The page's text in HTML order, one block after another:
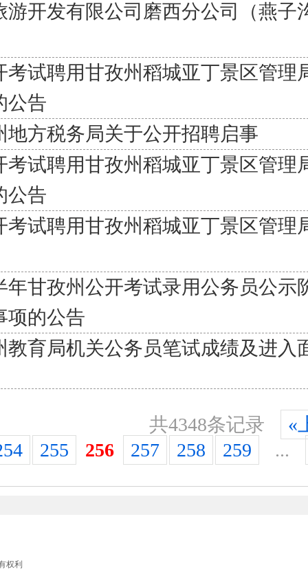
游开发有限公司磨西分公司（燕子
考试聘用甘孜州稻城亚丁景区管理
公告
地方税务局关于公开招聘启事
考试聘用甘孜州稻城亚丁景区管理
公告
考试聘用甘孜州稻城亚丁景区管理
年甘孜州公开考试录用公务员公示
项的公告
教育局机关公务员笔试成绩及进入
共4348条记录
«
255 256 257 258 259 ...
权利